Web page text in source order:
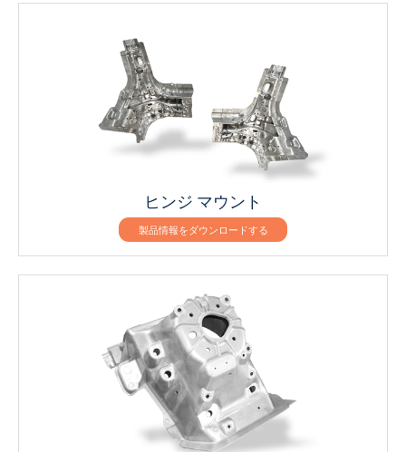
ヒンジ マウント
製品情報をダウンロードする